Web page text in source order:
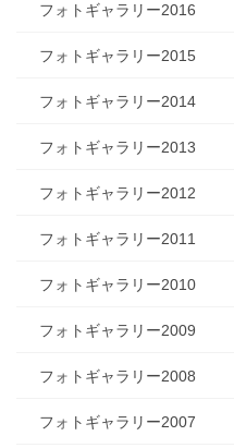
フォトギャラリー2016
フォトギャラリー2015
フォトギャラリー2014
フォトギャラリー2013
フォトギャラリー2012
フォトギャラリー2011
フォトギャラリー2010
フォトギャラリー2009
フォトギャラリー2008
フォトギャラリー2007